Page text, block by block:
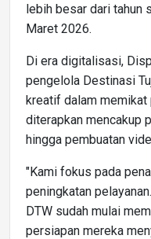
lebih besar dari tahun
Maret 2026.
Di era digitalisasi,
pengelola Destinasi
kreatif dalam memikat
diterapkan mencakup
hingga pembuatan
"Kami fokus pada
peningkatan
DTW sudah mulai
persiapan mereka